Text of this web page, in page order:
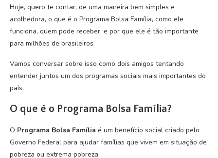
Hoje, quero te contar, de uma maneira bem simples e
acolhedora, o que é o Programa Bolsa Família, como ele
funciona, quem pode receber, e por que ele é tão importante
para milhões de brasileiros.
Vamos conversar sobre isso como dois amigos tentando
entender juntos um dos programas sociais mais importantes do
país.
O que é o Programa Bolsa Família?
O Programa Bolsa Família é um benefício social criado pelo
Governo Federal para ajudar famílias que vivem em situação de
pobreza ou extrema pobreza.